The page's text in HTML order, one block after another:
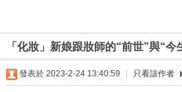
「化妝」新娘跟妝師的“前世”與“今
發表於 2023-2-24 13:40:59 只看該作者